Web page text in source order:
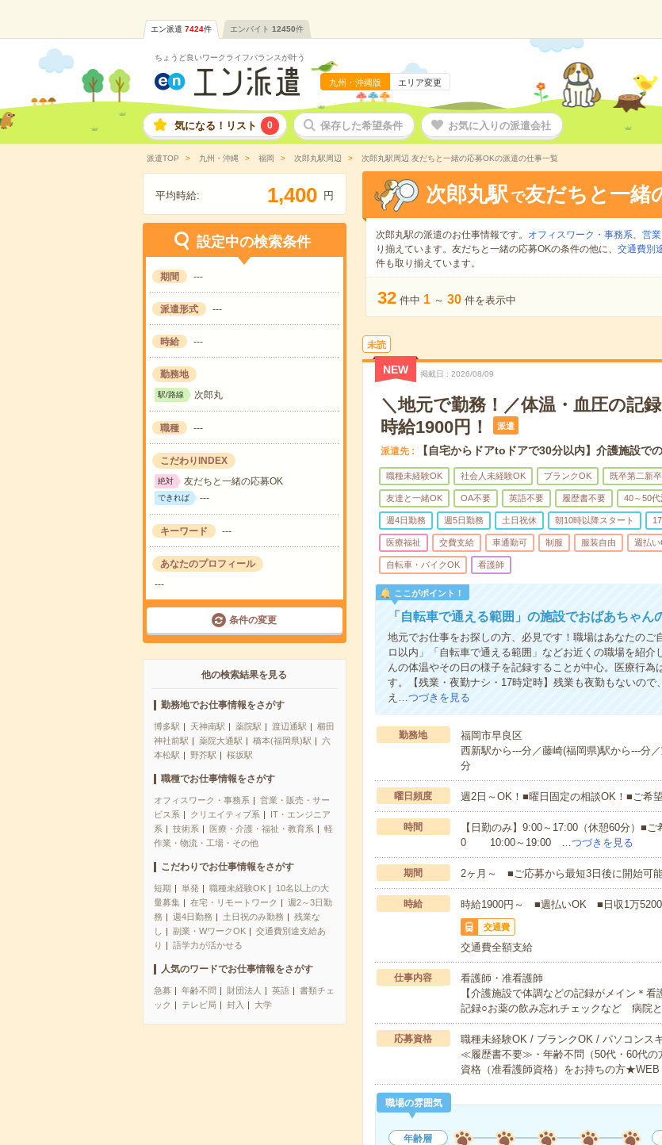
エン派遣 7424件 エンバイト 12450件
ちょうど良いワークライフバランスが叶う
九州・沖縄版 エリア変更
気になる！リスト 0 保存した希望条件 お気に入りの派遣会社
派遣TOP 九州・沖縄 福岡 次郎丸駅周辺 次郎丸駅周辺 友だちと一緒の応募OKの派遣の仕事一覧
平均時給: 1,400 円
設定中の検索条件
期間 ---
派遣形式 ---
時給 ---
勤務地
駅/路線 次郎丸
職種 ---
こだわりINDEX
絶対 友だちと一緒の応募OK
できれば ---
キーワード ---
あなたのプロフィール
---
条件の変更
他の検索結果を見る
勤務地でお仕事情報をさがす
博多駅 天神南駅 薬院駅 渡辺通駅
櫛田
神社前駅
薬院大通駅 橋本(福岡県)駅
六
本松駅
野芥駅 桜坂駅
職種でお仕事情報をさがす
オフィスワーク・事務系
営業・販売・サー
ビス系
クリエイティブ系
IT・エンジニア
系
技術系 医療・介護・福祉・教育系
軽
作業・物流・工場・その他
こだわりでお仕事情報をさがす
短期 単発 職種未経験OK
10名以上の大
量募集
在宅・リモートワーク
週2～3日勤
務
週4日勤務 土日祝のみ勤務
残業な
し
副業・WワークOK
交通費別途支給あ
り
語学力が活かせる
人気のワードでお仕事情報をさがす
急募 年齢不問 財団法人 英語
書類チェ
ック
テレビ局 封入 大学
次郎丸駅 で友だちと一緒
次郎丸駅の派遣のお仕事情報です。 オフィスワーク・事務系、 営
り揃えています。友だちと一緒の応募OKの条件の他に、 交通費別
件も取り揃えています。
32 件中 1 ～ 30 件を表示中
未読
NEW 掲載日 2026/08/09
＼地元で勤務！／体温・血圧の記
時給1900円！
派遣
派遣先 【自宅からドアtoドアで30分以内】介護施設で
職種未経験OK 社会人未経験OK ブランクOK 既卒第二新
友達と一緒OK OA不要 英語不要 履歴書不要 40～50代
週4日勤務 週5日勤務 土日祝休 朝10時以降スタート
医療福祉 交費支給 車通勤可 制服 服装自由 週払い
自転車・バイクOK 看護師
ここがポイント！
「自転車で通える範囲」の施設でおばあちゃ
地元でお仕事をお探しの方、必見です！職場はあなたのご
ロ以内」「自転車で通える範囲」などお近くの職場を紹
んの体温やその日の様子を記録することが中心。医療行
す。【残業・夜勤ナシ・17時定時】残業も夜勤もないの
え…つづきを見る
勤務地
福岡市早良区
西新駅から---分／藤崎(福岡県)駅から---分
分
曜日頻度 週2日～OK！■曜日固定の相談OK！■ご希
時間
【日勤のみ】9:00～17:00（休憩60分）■
0 10:00～19:00 …つづきを見る
期間 2ヶ月～ ■ご応募から最短3日後に開始可
時給 時給1900円～ ■週払いOK ■日収1万
交通費
交通費全額支給
仕事内容
看護師・准看護師
【介護施設で体調などの記録がメイン＊
記録○お薬の飲み忘れチェックなど 病院
応募資格
職種未経験OK / ブランクOK / パソコンス
≪履歴書不要≫・年齢不問（50代・60代の
資格（准看護師資格）をお持ちの方
職場の雰囲気
年齢層